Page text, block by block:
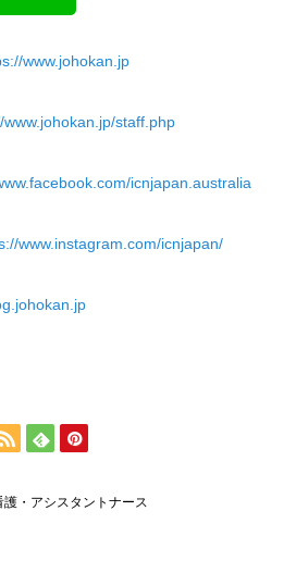
www.johokan.jp
johokan.jp/staff.php
facebook.com/icnjapan.australia
www.instagram.com/icnjapan/
johokan.jp
護・アシスタントナース